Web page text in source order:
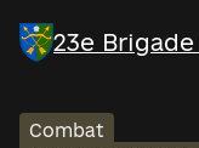
23e
Combat